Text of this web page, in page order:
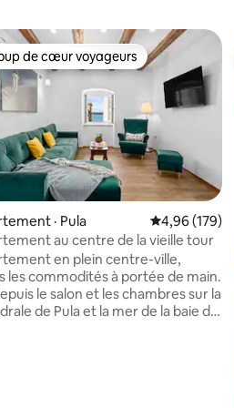
sur 5, 190 commentaires
de cœur voyageurs parmi les plus
de cœur voyageurs
· Pula Note
4,96 (179)
au centre de la vieille tour
en plein centre-ville,
les commodités à portée de main.
le salon et les chambres sur la
de Pula et la mer de la baie de